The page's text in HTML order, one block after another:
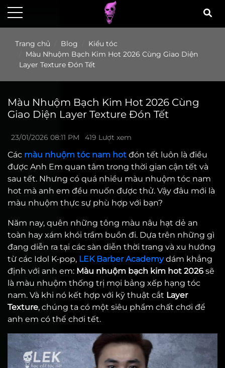
Trang chủ Blog
Kiểu tóc
Màu Nhuộm Bạch Kim Hot 2026 Cùng Giao Diện
Layer Texture Đón Tết
Màu Nhuộm Bạch Kim Hot 2026 Cùng
Giao Diện Layer Texture Đón Tết
23/01/2026 08:11 PM 419 Lượt xem
Các màu nhuộm tóc nam hot đón tết luôn là điều
được Anh Em quan tâm trong thời gian cận tết và
sau tết. Nhưng có quá nhiều màu nhuộm tóc nam
hot mà anh em đều muốn được thử. Vậy đâu mới là
màu nhuộm thực sự phù hợp với bạn?
Năm nay, quên những tông màu nâu hạt dẻ an
toàn hay xám khói trầm buồn đi. Dựa trên những gì
đang diễn ra tại các sàn diễn thời trang và xu hướng
từ các Idol K-pop, LEK Barber Academydám khẳng
định với anh em: Màu nhuộm bạch kim hot 2026 sẽ
là màu nhuộm thống trị mọi bảng xếp hạng tóc
nam. Và khi nó kết hợp với kỹ thuật cắt Layer
Texture, chúng ta có một siêu phẩm chất chơi để
anh em có thể chơi tết.